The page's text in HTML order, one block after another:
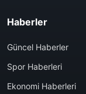
Haberler
Güncel Haberler
Spor Haberleri
Ekonomi Haberleri